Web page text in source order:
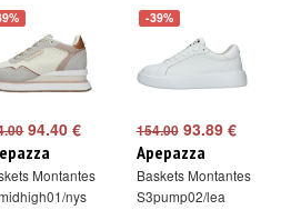
94.40 €
Montantes
nys
-39%
154.0093.89 €
Apepazza
Baskets Montantes
S3pump02/lea